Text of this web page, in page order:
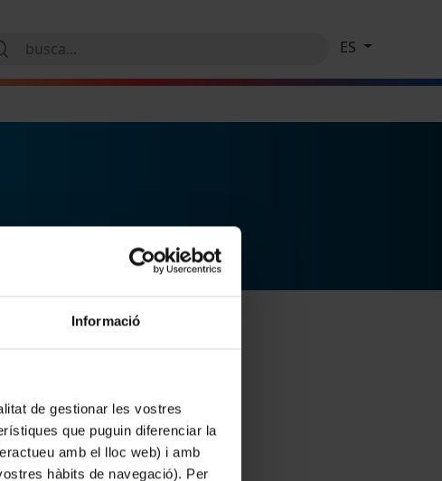
Informació
de gestionar les vostres
que puguin diferenciar la
amb el lloc web) i amb
hàbits de navegació). Per
ES